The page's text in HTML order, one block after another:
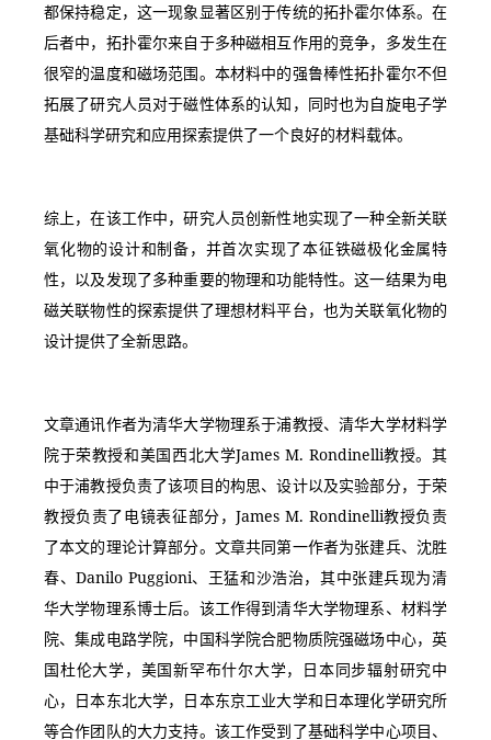
都保持稳定，这一现象显著区别于传统的拓扑霍尔体系。在
后者中，拓扑霍尔来自于多种磁相互作用的竞争，多发生在
很窄的温度和磁场范围。本材料中的强鲁棒性拓扑霍尔不但
拓展了研究人员对于磁性体系的认知，同时也为自旋电子学
基础科学研究和应用探索提供了一个良好的材料载体。
综上，在该工作中，研究人员创新性地实现了一种全新关联
氧化物的设计和制备，并首次实现了本征铁磁极化金属特
性，以及发现了多种重要的物理和功能特性。这一结果为电
磁关联物性的探索提供了理想材料平台，也为关联氧化物的
设计提供了全新思路。
文章通讯作者为清华大学物理系于浦教授、清华大学材料学
院于荣教授和美国西北大学James M. Rondinelli教授。其
中于浦教授负责了该项目的构思、设计以及实验部分，于荣
教授负责了电镜表征部分，James M. Rondinelli教授负责
了本文的理论计算部分。文章共同第一作者为张建兵、沈胜
春、Danilo Puggioni、王猛和沙浩治，其中张建兵现为清
华大学物理系博士后。该工作得到清华大学物理系、材料学
院、集成电路学院，中国科学院合肥物质院强磁场中心，英
国杜伦大学，美国新罕布什尔大学，日本同步辐射研究中
心，日本东北大学，日本东京工业大学和日本理化学研究所
等合作团队的大力支持。该工作受到了基础科学中心项目、